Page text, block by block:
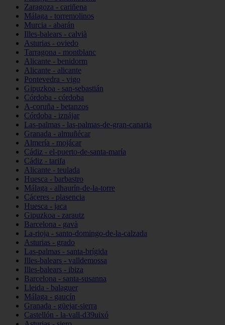
Zaragoza - cariñena
Málaga - torremolinos
Murcia - abarán
Illes-balears - calvià
Asturias - oviedo
Tarragona - montblanc
Alicante - benidorm
Alicante - alicante
Pontevedra - vigo
Gipuzkoa - san-sebastián
Córdoba - córdoba
A-coruña - betanzos
Córdoba - iznájar
Las-palmas - las-palmas-de-gran-canaria
Granada - almuñécar
Almería - mojácar
Cádiz - el-puerto-de-santa-maría
Cádiz - tarifa
Alicante - teulada
Huesca - barbastro
Málaga - alhaurín-de-la-torre
Cáceres - plasencia
Huesca - jaca
Gipuzkoa - zarautz
Barcelona - gavà
La-rioja - santo-domingo-de-la-calzada
Asturias - grado
Las-palmas - santa-brígida
Illes-balears - valldemossa
Illes-balears - ibiza
Barcelona - santa-susanna
Lleida - balaguer
Málaga - gaucín
Granada - güejar-sierra
Castellón - la-vall-d39uixó